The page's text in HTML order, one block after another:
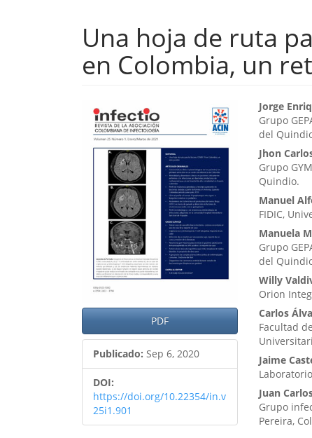
Una hoja de ruta
en Colombia, un
Barra
lateral
del
artículo
PDF
Publicado: Sep 6, 2020
DOI:
https://doi.org/10.22354/in.v
25i1.901
del
Jorge
Grupo
del
Jhon
Grupo
Quindio.
Manuel
FIDIC,
Manuela
Grupo
del
Willy
Orion
Carlos
Facultad
Jaime
Juan
Grupo
Pereira,